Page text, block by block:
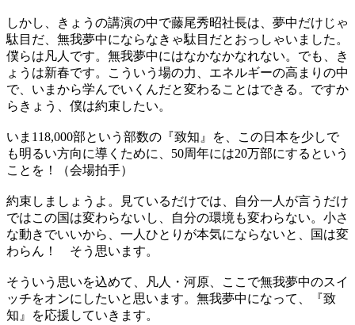
しかし、きょうの講演の中で藤尾秀昭社長は、夢中だけじゃ
駄目だ、無我夢中にならなきゃ駄目だとおっしゃいました。
僕らは凡人です。無我夢中にはなかなかなれない。でも、き
ょうは新春です。こういう場の力、エネルギーの高まりの中
で、いまから学んでいくんだと変わることはできる。ですか
らきょう、僕は約束したい。
いま118,000部という部数の『致知』を、この日本を少しで
も明るい方向に導くために、50周年には20万部にするという
ことを！（会場拍手）
約束しましょうよ。見ているだけでは、自分一人が言うだけ
ではこの国は変わらないし、自分の環境も変わらない。小さ
な動きでいいから、一人ひとりが本気にならないと、国は変
わらん！ そう思います。
そういう思いを込めて、凡人・河原、ここで無我夢中のスイ
ッチをオンにしたいと思います。無我夢中になって、『致
知』を応援していきます。